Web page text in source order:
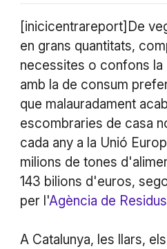
[inicicentrareport]De
en grans quantitats,
necessites o confons la
amb la de consum
que malauradament
escombraries de casa
cada any a la Unió
milions de tones
143 bilions d'euros,
per l'Agència de
A Catalunya, les llars,